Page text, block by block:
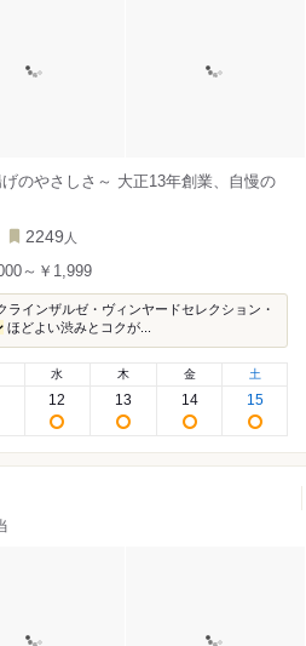
のやさしさ～ 大正13年創業、自慢の
2249 人
～￥1,999
インザルゼ・ヴィンヤードセレクション・
ほどよい渋みとコクが...
水
12
木
13
金
14
土
15